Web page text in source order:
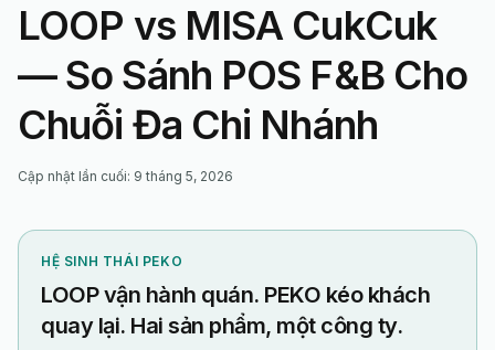
LOOP vs MISA CukCuk
— So Sánh POS F&B Cho
Chuỗi Đa Chi Nhánh
Cập nhật lần cuối: 9 tháng 5, 2026
HỆ SINH THÁI PEKO
LOOP vận hành quán. PEKO kéo khách
quay lại. Hai sản phẩm, một công ty.